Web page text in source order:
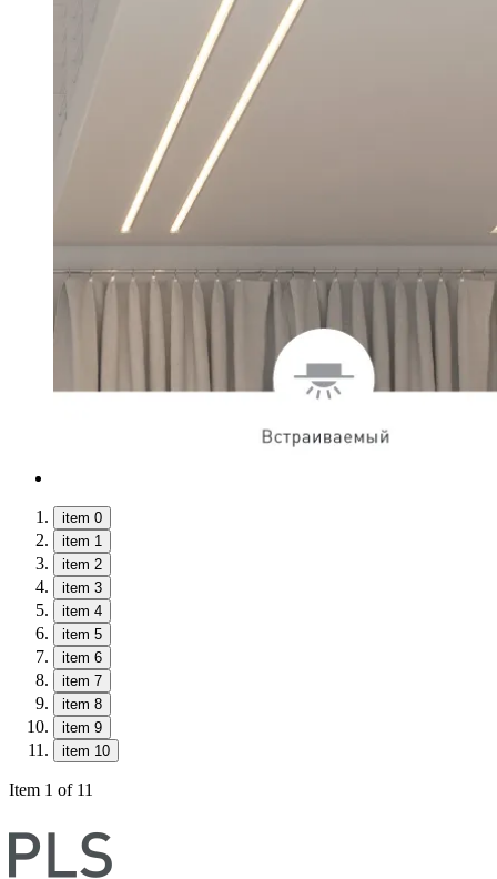
item 0
item 1
item 2
item 3
item 4
item 5
item 6
item 7
item 8
item 9
item 10
Item 1 of 11